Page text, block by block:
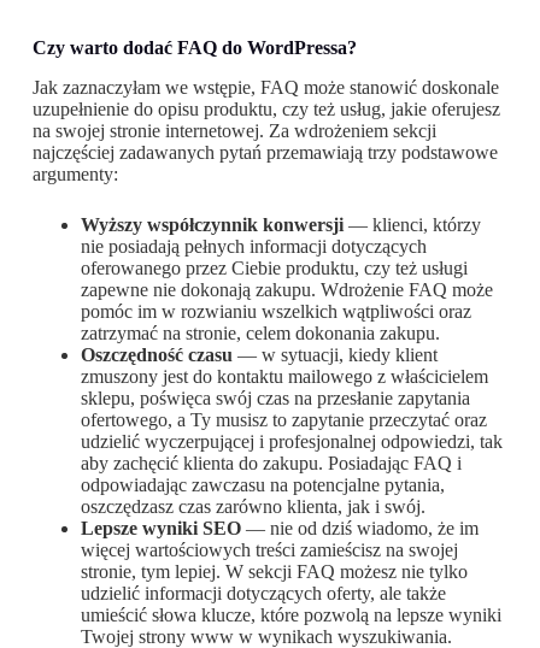
Czy warto dodać FAQ do WordPressa?
Jak zaznaczyłam we wstępie, FAQ może stanowić doskonale
uzupełnienie do opisu produktu, czy też usług, jakie oferujesz
na swojej stronie internetowej. Za wdrożeniem sekcji
najczęściej zadawanych pytań przemawiają trzy podstawowe
argumenty:
Wyższy współczynnik konwersji — klienci, którzy
nie posiadają pełnych informacji dotyczących
oferowanego przez Ciebie produktu, czy też usługi
zapewne nie dokonają zakupu. Wdrożenie FAQ może
pomóc im w rozwianiu wszelkich wątpliwości oraz
zatrzymać na stronie, celem dokonania zakupu.
Oszczędność czasu — w sytuacji, kiedy klient
zmuszony jest do kontaktu mailowego z właścicielem
sklepu, poświęca swój czas na przesłanie zapytania
ofertowego, a Ty musisz to zapytanie przeczytać oraz
udzielić wyczerpującej i profesjonalnej odpowiedzi, tak
aby zachęcić klienta do zakupu. Posiadając FAQ i
odpowiadając zawczasu na potencjalne pytania,
oszczędzasz czas zarówno klienta, jak i swój.
Lepsze wyniki SEO — nie od dziś wiadomo, że im
więcej wartościowych treści zamieścisz na swojej
stronie, tym lepiej. W sekcji FAQ możesz nie tylko
udzielić informacji dotyczących oferty, ale także
umieścić słowa klucze, które pozwolą na lepsze wyniki
Twojej strony www w wynikach wyszukiwania.